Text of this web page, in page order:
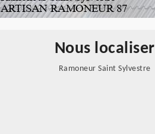
Nous localiser
Ramoneur Saint Sylvestre